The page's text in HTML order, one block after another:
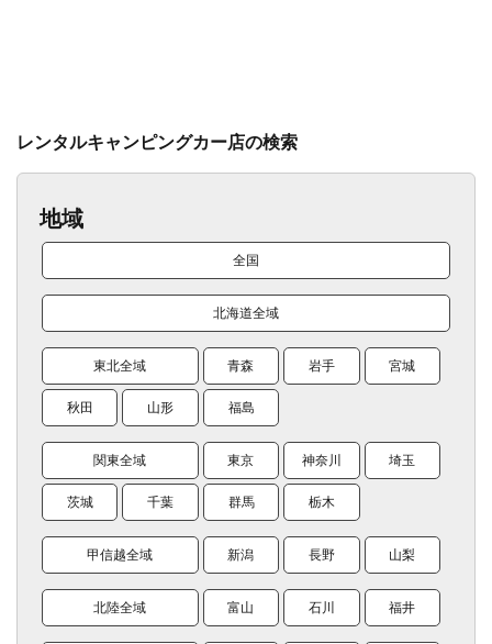
レンタルキャンピングカー店の検索
地域
全国
北海道全域
東北全域 青森 岩手 宮城
秋田 山形 福島
関東全域 東京 神奈川 埼玉
茨城 千葉 群馬 栃木
甲信越全域 新潟 長野 山梨
北陸全域 富山 石川 福井